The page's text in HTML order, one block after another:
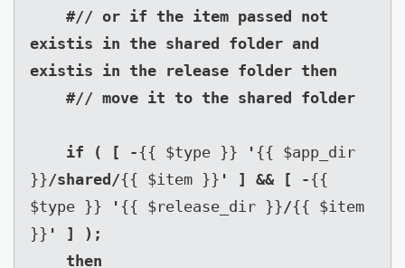
existis in the shared folder and
existis in the release folder then
    if ( [ -
{{ $type }} ' {{ $app_dir
}}/shared/{{ $item }} ' ] && [ -{{
$type }}
' {{ $release_dir }}/{{ $item
}} ' ] );